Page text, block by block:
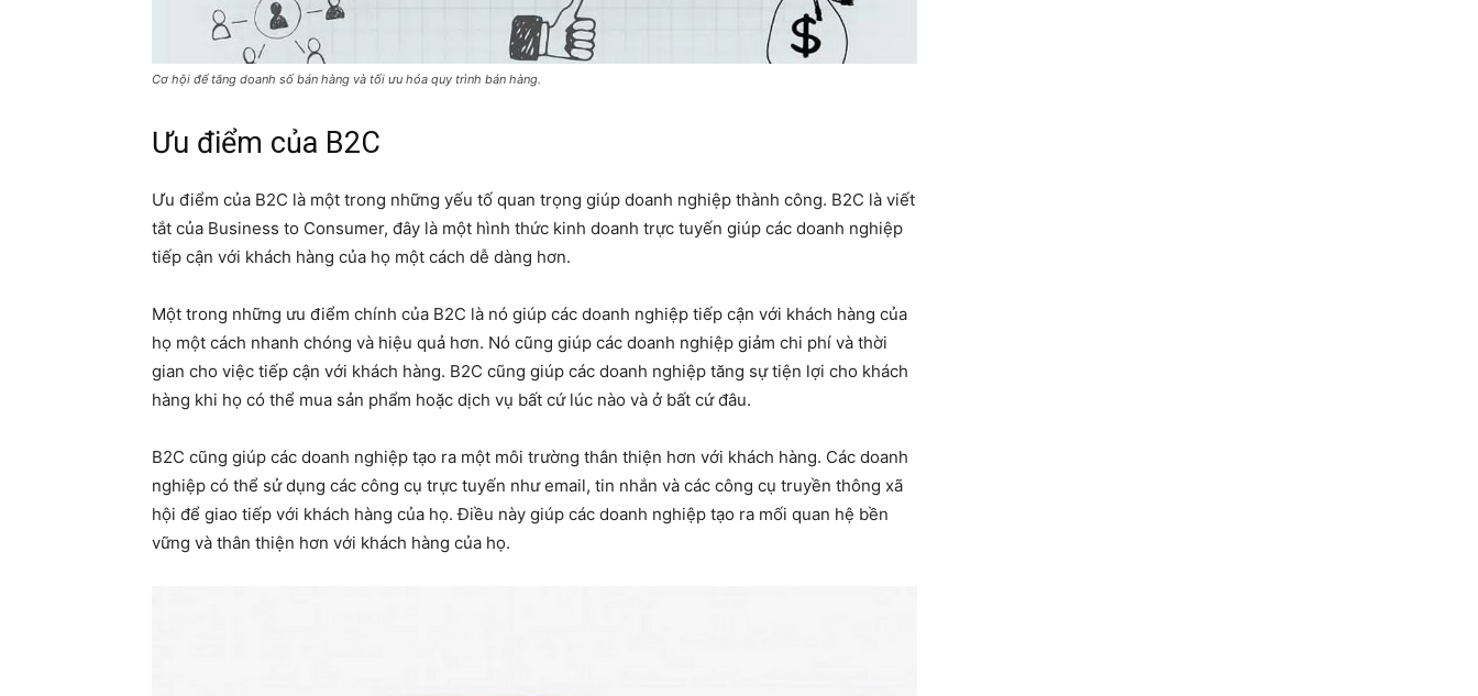
Cơ hội để tăng doanh số bán hàng và tối ưu hóa quy trình bán hàng.
Ưu điểm của B2C
Ưu điểm của B2C là một trong những yếu tố quan trọng giúp doanh nghiệp thành công. B2C là viết
tắt của Business to Consumer, đây là một hình thức kinh doanh trực tuyến giúp các doanh nghiệp
tiếp cận với khách hàng của họ một cách dễ dàng hơn.
Một trong những ưu điểm chính của B2C là nó giúp các doanh nghiệp tiếp cận với khách hàng của
họ một cách nhanh chóng và hiệu quả hơn. Nó cũng giúp các doanh nghiệp giảm chi phí và thời
gian cho việc tiếp cận với khách hàng. B2C cũng giúp các doanh nghiệp tăng sự tiện lợi cho khách
hàng khi họ có thể mua sản phẩm hoặc dịch vụ bất cứ lúc nào và ở bất cứ đâu.
B2C cũng giúp các doanh nghiệp tạo ra một môi trường thân thiện hơn với khách hàng. Các doanh
nghiệp có thể sử dụng các công cụ trực tuyến như email, tin nhắn và các công cụ truyền thông xã
hội để giao tiếp với khách hàng của họ. Điều này giúp các doanh nghiệp tạo ra mối quan hệ bền
vững và thân thiện hơn với khách hàng của họ.